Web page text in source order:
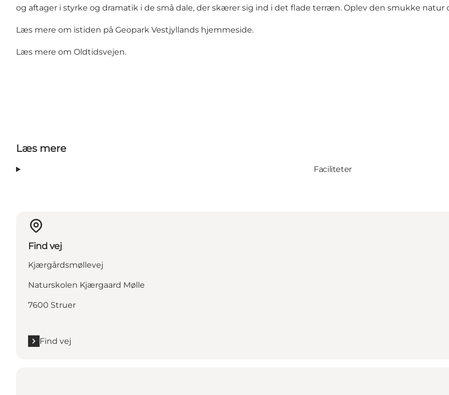
og aftager i styrke og dramatik i de små dale, der skærer sig ind i det flade terræn. Oplev den smukke
Læs mere om istiden på Geopark Vestjyllands hjemmeside.
Læs mere om Oldtidsvejen.
Læs mere
Faciliteter
Find vej
Kjærgårdsmøllevej
Naturskolen Kjærgaard Mølle
7600 Struer
Find vej